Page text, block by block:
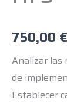
750,00 €
Analizar las
de
Establecer